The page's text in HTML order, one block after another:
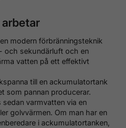
modern förbränningsteknik
och sekundärluft och en
vatten på ett effektivt
till en ackumulatortank
som pannan producerar.
varmvatten via en
golvvärmen. Om man har en
i ackumulatortanken,